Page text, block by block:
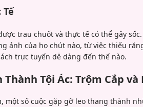
Tế
trau chuốt và thực tế có thể gây
ảnh của họ chút nào, từ việc thiếu
trực tuyến dễ dàng đến thế nào.
Thành Tội Ác: Trộm Cắp và
một số cuộc gặp gỡ leo thang thành